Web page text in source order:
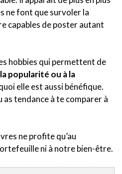
ne font que survoler la
capables de poster autant
hobbies qui permettent de
popularité ou à la
elle est aussi bénéfique.
tendance à te comparer à
ne profite qu’au
ni à notre bien-être.